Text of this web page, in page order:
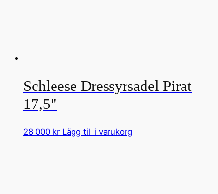
Schleese Dressyrsadel Pirat
17,5"
28 000 kr Lägg till i varukorg